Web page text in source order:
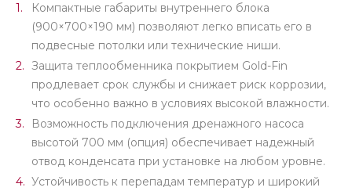
Компактные габариты внутреннего блока
(900×700×190 мм) позволяют легко вписать его в
подвесные потолки или технические ниши.
Защита теплообменника покрытием Gold-Fin
продлевает срок службы и снижает риск коррозии,
что особенно важно в условиях высокой влажности.
Возможность подключения дренажного насоса
высотой 700 мм (опция) обеспечивает надежный
отвод конденсата при установке на любом уровне.
Устойчивость к перепадам температур и широкий